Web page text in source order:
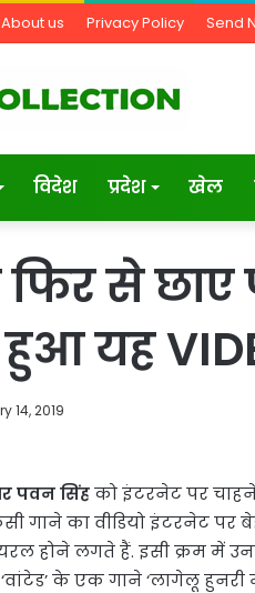
About us Privacy Policy Send
विदेश प्रदेश खेल
से छाए
हुआ यह
14, 2019
पवन सिंहको इंटरनेट पर
गाने का वीडियो इंटरनेट पर
होने लगते हैं. इसी क्रम में
के एक गाने ‘लागेलू